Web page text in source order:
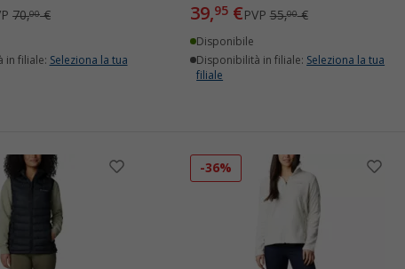
70,00€
in filiale: Seleziona la tua
39,95€PVP55,00€
Disponibile
Disponibilità in filiale: Seleziona la tua
filiale
-36%